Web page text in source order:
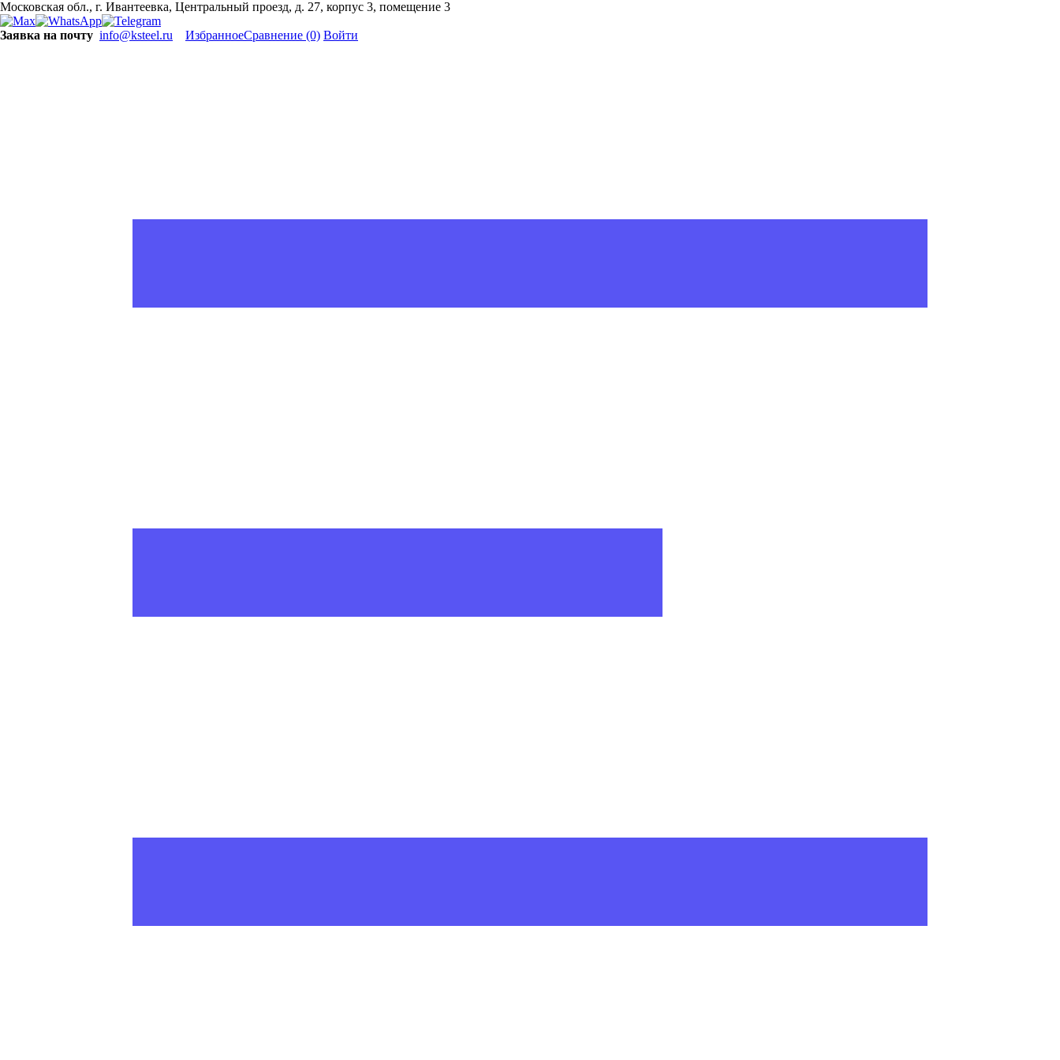
Московская обл., г. Ивантеевка, Центральный проезд, д. 27, корпус 3, помещение 3
Заявка на почту info@ksteel.ru ИзбранноеСравнение (0) Войти